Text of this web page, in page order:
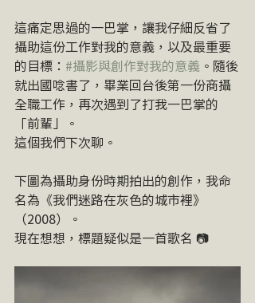
這痛定思過的一巴掌，讓我仔細反省了
攝助這份工作對我的意義，以及最重要
的目標： #攝影與創作對我的意義 。隨後
就出國唸書了，畢業回台後第一份商攝
全職工作，再次遇到了打我一巴掌的
「前輩」。
這個我們下次聊。
下圖為攝助身份時期拍出的創作，我命
名為《我們迷路在灰色的城市裡》
（2008）。
現在想想，標題疑似是一首歌名 📷